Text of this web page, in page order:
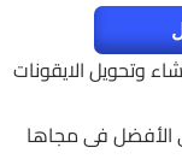
الأفضل فى مجاها